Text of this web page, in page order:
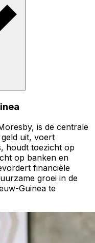
is de centrale
uit, voert
houdt toezicht op
op banken en
financiële
groei in de
Guinea te